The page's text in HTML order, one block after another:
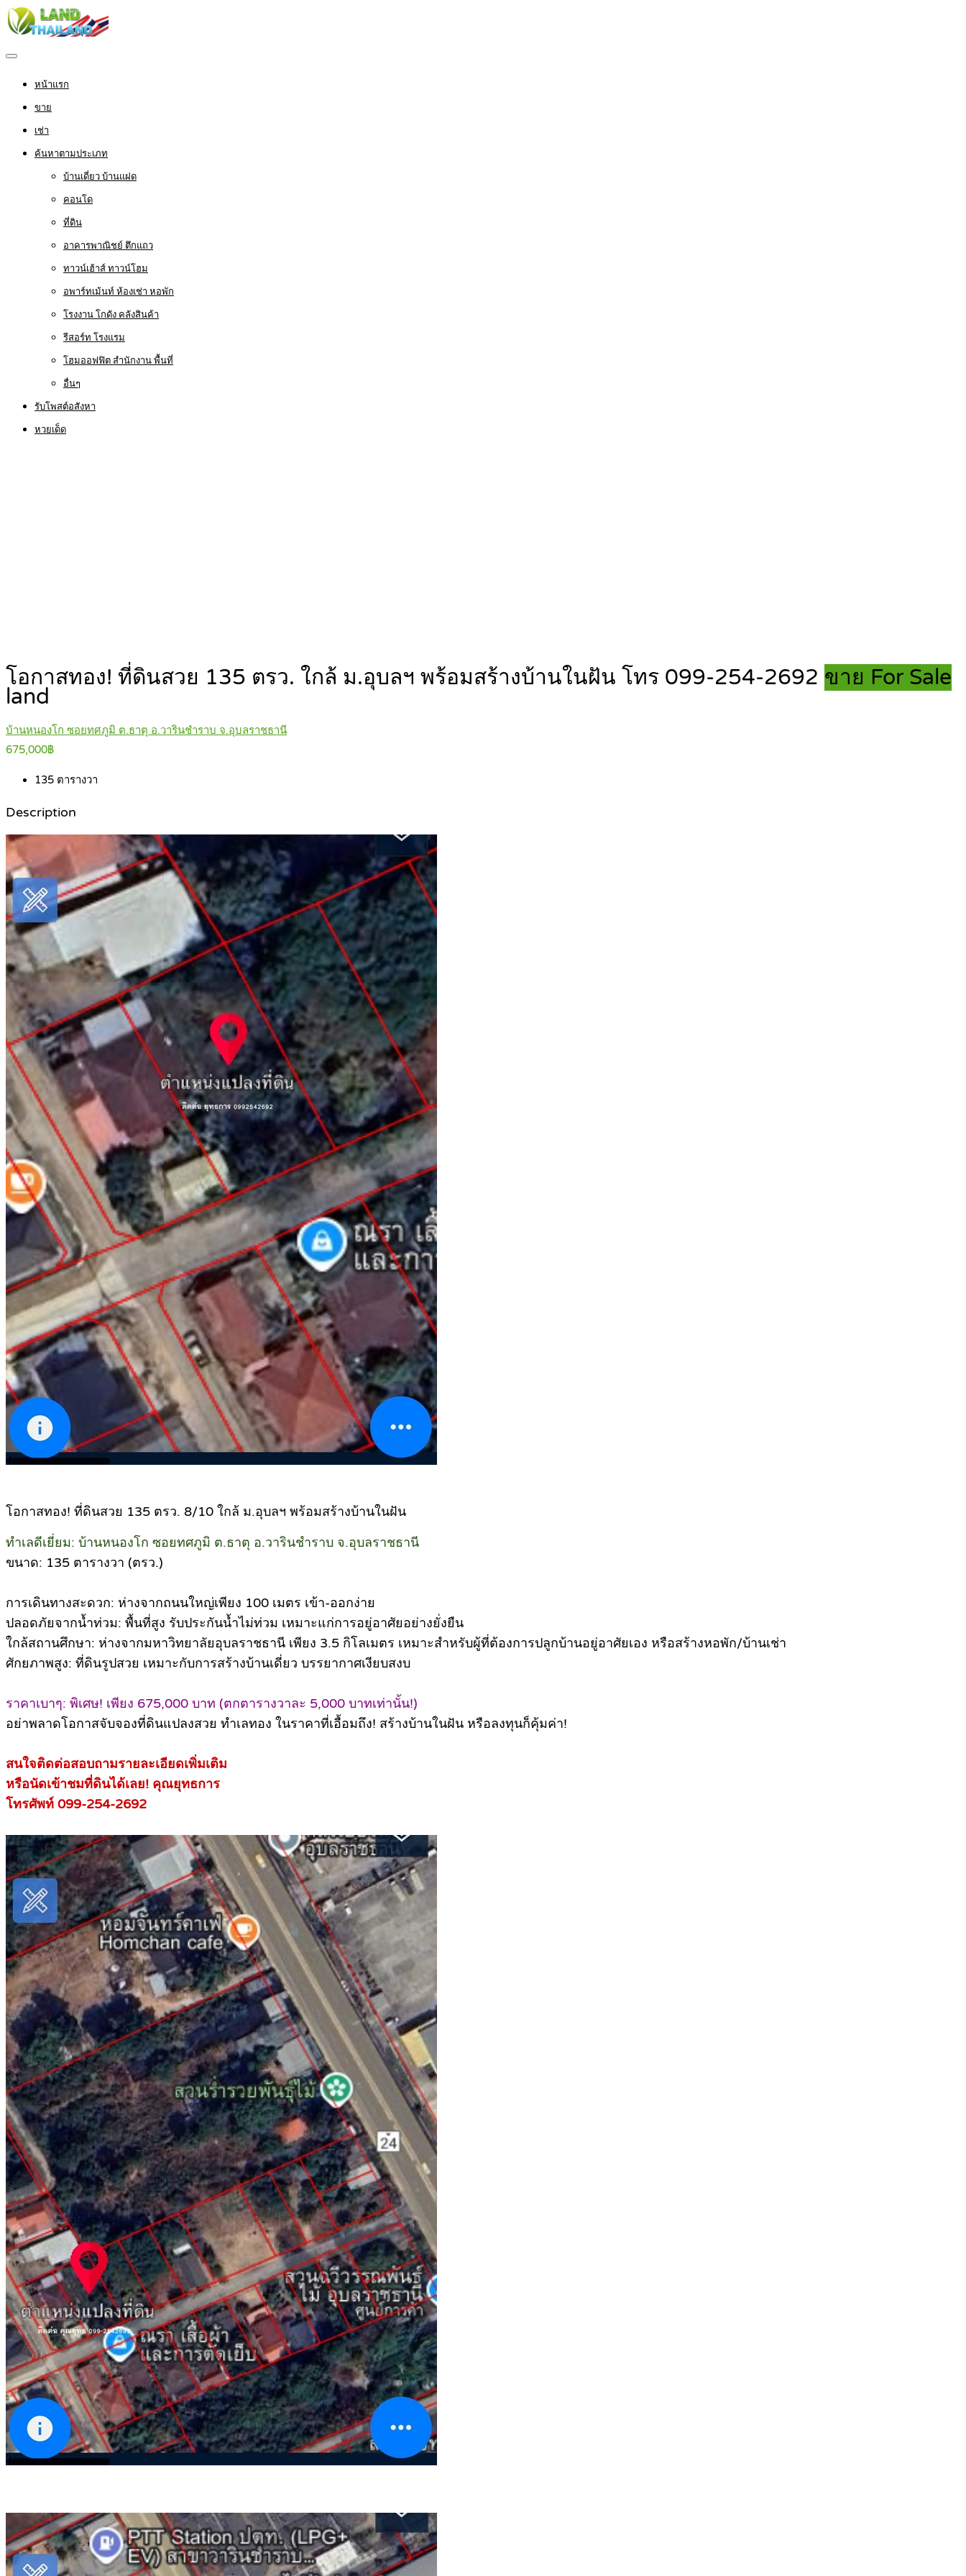
หน้าแรก
ขาย
เช่า
ค้นหาตามประเภท
บ้านเดี่ยว บ้านแฝด
คอนโด
ที่ดิน
อาคารพาณิชย์ ตึกแถว
ทาวน์เฮ้าส์ ทาวน์โฮม
อพาร์ทเม้นท์ ห้องเช่า หอพัก
โรงงาน โกดัง คลังสินค้า
รีสอร์ท โรงแรม
โฮมออฟฟิต สำนักงาน พื้นที่
อื่นๆ
รับโพสต์อสังหา
หวยเด็ด
โอกาสทอง! ที่ดินสวย 135 ตรว. ใกล้ ม.อุบลฯ พร้อมสร้างบ้านในฝัน โทร 099-254-2692 ขาย For Sale
land
บ้านหนองโก ซอยทศภูมิ ต.ธาตุ อ.วารินชำราบ จ.อุบลราชธานี
675,000฿
135 ตารางวา
Description
โอกาสทอง! ที่ดินสวย 135 ตรว. 8/10 ใกล้ ม.อุบลฯ พร้อมสร้างบ้านในฝัน
ทำเลดีเยี่ยม: บ้านหนองโก ซอยทศภูมิ ต.ธาตุ อ.วารินชำราบ จ.อุบลราชธานี
ขนาด: 135 ตารางวา (ตรว.)
การเดินทางสะดวก: ห่างจากถนนใหญ่เพียง 100 เมตร เข้า-ออกง่าย
ปลอดภัยจากน้ำท่วม: พื้นที่สูง รับประกันน้ำไม่ท่วม เหมาะแก่การอยู่อาศัยอย่างยั่งยืน
ใกล้สถานศึกษา: ห่างจากมหาวิทยาลัยอุบลราชธานี เพียง 3.5 กิโลเมตร เหมาะสำหรับผู้ที่ต้องการปลูกบ้านอยู่อาศัยเอง หรือสร้างหอพัก/บ้านเช่า
ศักยภาพสูง: ที่ดินรูปสวย เหมาะกับการสร้างบ้านเดี่ยว บรรยากาศเงียบสงบ
ราคาเบาๆ: พิเศษ! เพียง 675,000 บาท (ตกตารางวาละ 5,000 บาทเท่านั้น!)
อย่าพลาดโอกาสจับจองที่ดินแปลงสวย ทำเลทอง ในราคาที่เอื้อมถึง! สร้างบ้านในฝัน หรือลงทุนก็คุ้มค่า!
สนใจติดต่อสอบถามรายละเอียดเพิ่มเติม
หรือนัดเข้าชมที่ดินได้เลย! คุณยุทธการ
โทรศัพท์ 099-254-2692